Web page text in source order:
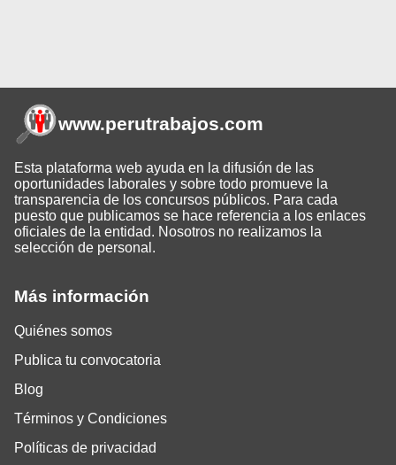
Más información
Quiénes somos
Publica tu convocatoria
Blog
Términos y Condiciones
Políticas de privacidad
www.perutrabajos.com
Esta plataforma web ayuda en la difusión de las
oportunidades laborales y sobre todo promueve la
transparencia de los concursos públicos. Para cada
puesto que publicamos se hace referencia a los enlaces
oficiales de la entidad. Nosotros no realizamos la
selección de personal.